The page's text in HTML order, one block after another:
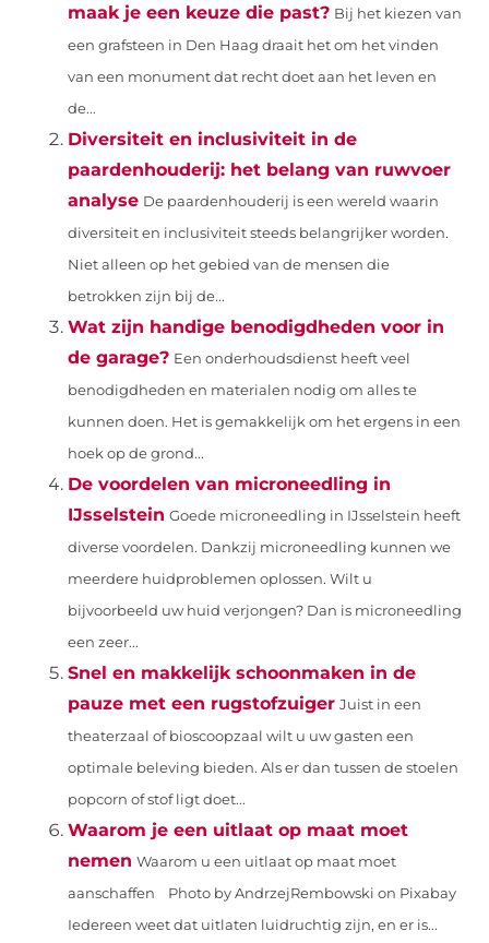
maak je een keuze die past? Bij het kiezen van
een grafsteen in Den Haag draait het om het vinden
van een monument dat recht doet aan het leven en
de...
Diversiteit en inclusiviteit in de
paardenhouderij: het belang van ruwvoer
analyse De paardenhouderij is een wereld waarin
diversiteit en inclusiviteit steeds belangrijker worden.
Niet alleen op het gebied van de mensen die
betrokken zijn bij de...
Wat zijn handige benodigdheden voor in
de garage? Een onderhoudsdienst heeft veel
benodigdheden en materialen nodig om alles te
kunnen doen. Het is gemakkelijk om het ergens in een
hoek op de grond...
De voordelen van microneedling in
IJsselstein Goede microneedling in IJsselstein heeft
diverse voordelen. Dankzij microneedling kunnen we
meerdere huidproblemen oplossen. Wilt u
bijvoorbeeld uw huid verjongen? Dan is microneedling
een zeer...
Snel en makkelijk schoonmaken in de
pauze met een rugstofzuiger Juist in een
theaterzaal of bioscoopzaal wilt u uw gasten een
optimale beleving bieden. Als er dan tussen de stoelen
popcorn of stof ligt doet...
Waarom je een uitlaat op maat moet
nemen Waarom u een uitlaat op maat moet
aanschaffen ‍ Photo by AndrzejRembowski on Pixabay ‍
Iedereen weet dat uitlaten luidruchtig zijn, en er is...